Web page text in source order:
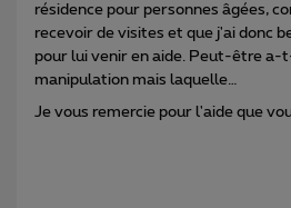
résidence pour personnes âgées,
recevoir de visites et que j'ai donc
pour lui venir en aide. Peut-être
manipulation mais laquelle…
Je vous remercie pour l'aide que